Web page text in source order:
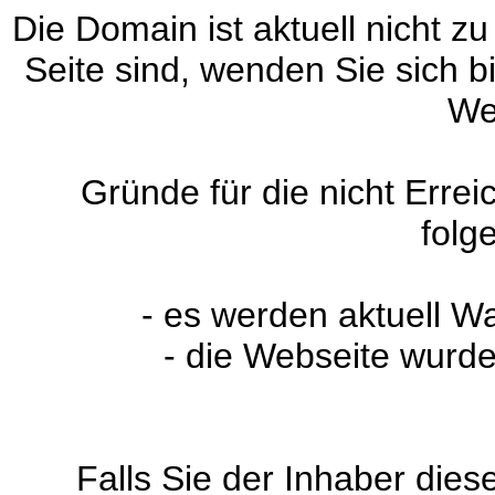
Die Domain ist aktuell nicht
Seite sind, wenden Sie sich
Gründe für die nicht
- es werden aktuell
- die Webseite
Falls Sie der Inhaber